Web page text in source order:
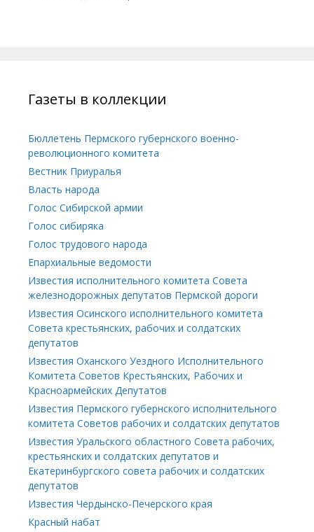
Газеты в коллекции
Бюллетень Пермского губернского военно-
революционного комитета
Вестник Приуралья
Власть народа
Голос Сибирской армии
Голос сибиряка
Голос трудового народа
Епархиальные ведомости
Известия исполнительного комитета Совета
железнодорожных депутатов Пермской дороги
Известия Осинского исполнительного комитета
Совета крестьянских, рабочих и солдатских
депутатов
Известия Оханского Уездного Исполнительного
Комитета Советов Крестьянских, Рабочих и
Красноармейских Депутатов
Известия Пермского губернского исполнительного
комитета Советов рабочих и солдатских депутатов
Известия Уральского областного Совета рабочих,
крестьянских и солдатских депутатов и
Екатеринбургского совета рабочих и солдатских
депутатов
Известия Чердынско-Печерского края
Красный набат